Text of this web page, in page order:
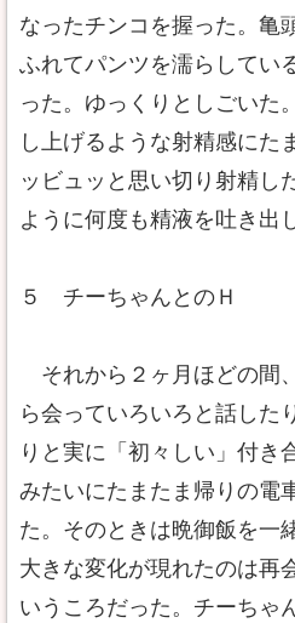
なったチンコを握った。亀
ふれてパンツを濡らしてい
った。ゆっくりとしごいた
し上げるような射精感にた
ッビュッと思い切り射精し
ように何度も精液を吐き出
５ チーちゃんとのＨ
それから２ヶ月ほどの間
ら会っていろいろと話した
りと実に「初々しい」付き
みたいにたまたま帰りの電
た。そのときは晩御飯を一
大きな変化が現れたのは再
いうころだった。チーちゃ